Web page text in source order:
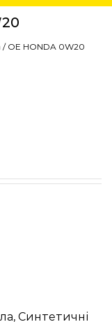
/ OE HONDA 0W20
, Синтетичні